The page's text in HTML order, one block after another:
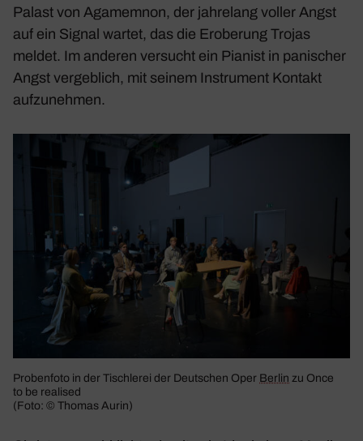
Palast von Agamemnon, der jahre­lang voller Angst
auf ein Signal wartet, das die Erobe­rung Trojas
meldet. Im anderen versucht ein Pianist in pani­scher
Angst vergeb­lich, mit seinem Instru­ment Kontakt
aufzu­nehmen.
Proben­foto in der Tisch­lerei der Deut­schen Oper Berlin zu Once
to be realised
(Foto: © Thomas Aurin)